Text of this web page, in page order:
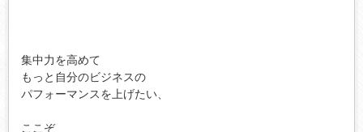
集中力を高めて
もっと自分のビジネスの
パフォーマンスを上げたい、
ここぞ